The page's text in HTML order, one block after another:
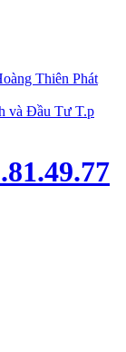
Thiên Phát
và Đầu Tư T.p